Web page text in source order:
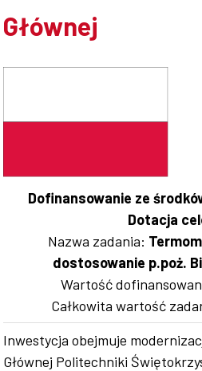
Głównej
Dofinansowanie ze
Dotacja
Nazwa zadania:
dostosowanie p.poż.
Wartość
Całkowita wartość
Inwestycja obejmuje
Głównej Politechniki
Sklep PŚk